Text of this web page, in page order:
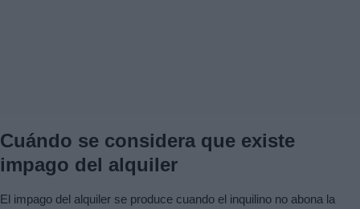
Cuándo se considera que existe
impago del alquiler
El impago del alquiler se produce cuando el inquilino no abona la